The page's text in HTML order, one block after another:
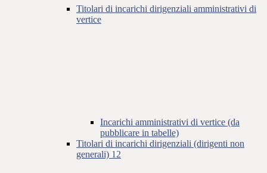
Titolari di incarichi dirigenziali amministrativi di
vertice
Incarichi amministrativi di vertice (da
pubblicare in tabelle)
Titolari di incarichi dirigenziali (dirigenti non
generali) 12